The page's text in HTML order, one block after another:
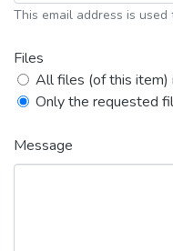
This email address is
Files
All files (of this item)
Only the requested
Message